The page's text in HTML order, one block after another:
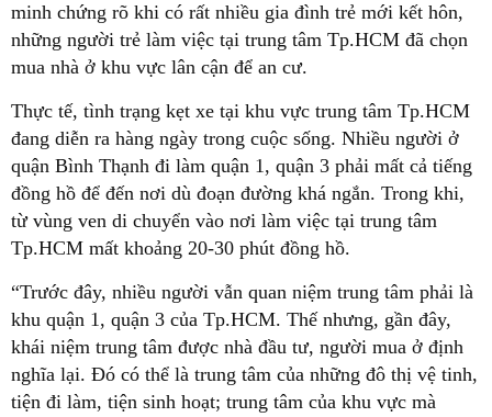
minh chứng rõ khi có rất nhiều gia đình trẻ mới kết hôn,
những người trẻ làm việc tại trung tâm Tp.HCM đã chọn
mua nhà ở khu vực lân cận để an cư.
Thực tế, tình trạng kẹt xe tại khu vực trung tâm Tp.HCM
đang diễn ra hàng ngày trong cuộc sống. Nhiều người ở
quận Bình Thạnh đi làm quận 1, quận 3 phải mất cả tiếng
đồng hồ để đến nơi dù đoạn đường khá ngắn. Trong khi,
từ vùng ven di chuyển vào nơi làm việc tại trung tâm
Tp.HCM mất khoảng 20-30 phút đồng hồ.
“Trước đây, nhiều người vẫn quan niệm trung tâm phải là
khu quận 1, quận 3 của Tp.HCM. Thế nhưng, gần đây,
khái niệm trung tâm được nhà đầu tư, người mua ở định
nghĩa lại. Đó có thể là trung tâm của những đô thị vệ tinh,
tiện đi làm, tiện sinh hoạt; trung tâm của khu vực mà